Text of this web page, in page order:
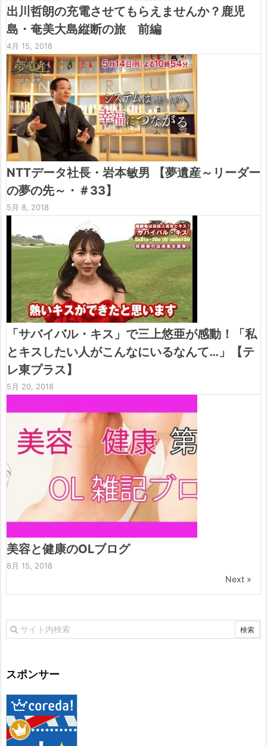
出川哲朗の充電させてもらえませんか？鹿児
島・奄美大島縦断の旅 前編
4月 15, 2018
NTTデータ社長・岩本敏男 【夢遺産～リーダー
の夢の先～・＃33】
5月 8, 2018
「サバイバル・キス」で三上悠亜が感動！「私
とキスしたい人がこんなにいるなんて…」【テ
レ東プラス】
5月 20, 2018
美容と健康のOLブログ
8月 15, 2018
Next »
スポンサー